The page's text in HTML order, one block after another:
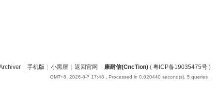
| 手机版 | 小黑屋 | 返回官网 | 康耐信(CncTion)( 粤ICP备19035475号)
GMT+8, 2026-8-7 17:48 , Processed in 0.020440 second(s), 5 queries .